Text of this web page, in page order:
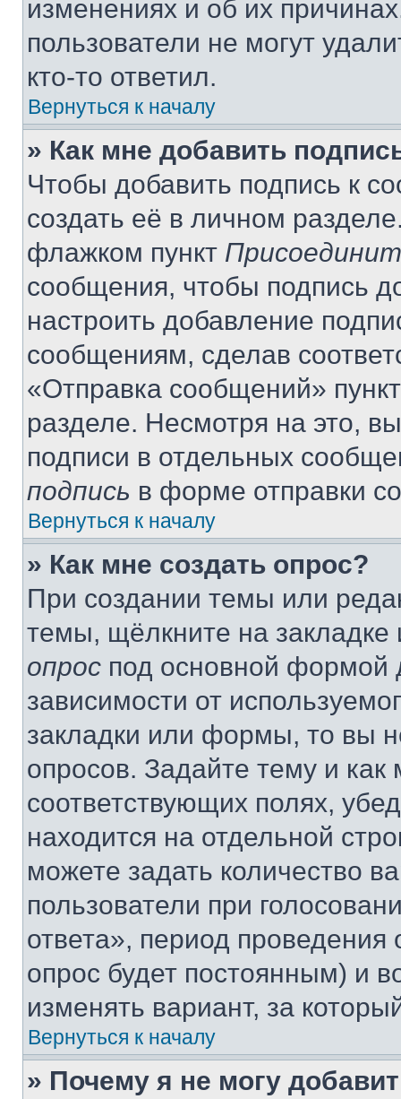
изменениях и об их
пользователи не могут
кто-то ответил.
Вернуться к началу
» Как мне добавить
Чтобы добавить подпись к
создать её в личном
флажком пункт
сообщения, чтобы подпись
настроить добавление
сообщениям, сделав
«Отправка сообщений»
разделе. Несмотря на это,
подписи в отдельных
подпись в форме отправки
Вернуться к началу
» Как мне создать опрос?
При создании темы или
темы, щёлкните на
опрос под основной формой
зависимости от
закладки или формы, то вы
опросов. Задайте тему и
соответствующих полях,
находится на отдельной
можете задать количество
пользователи при
ответа», период проведения
опрос будет постоянным) и
изменять вариант, за
Вернуться к началу
» Почему я не могу